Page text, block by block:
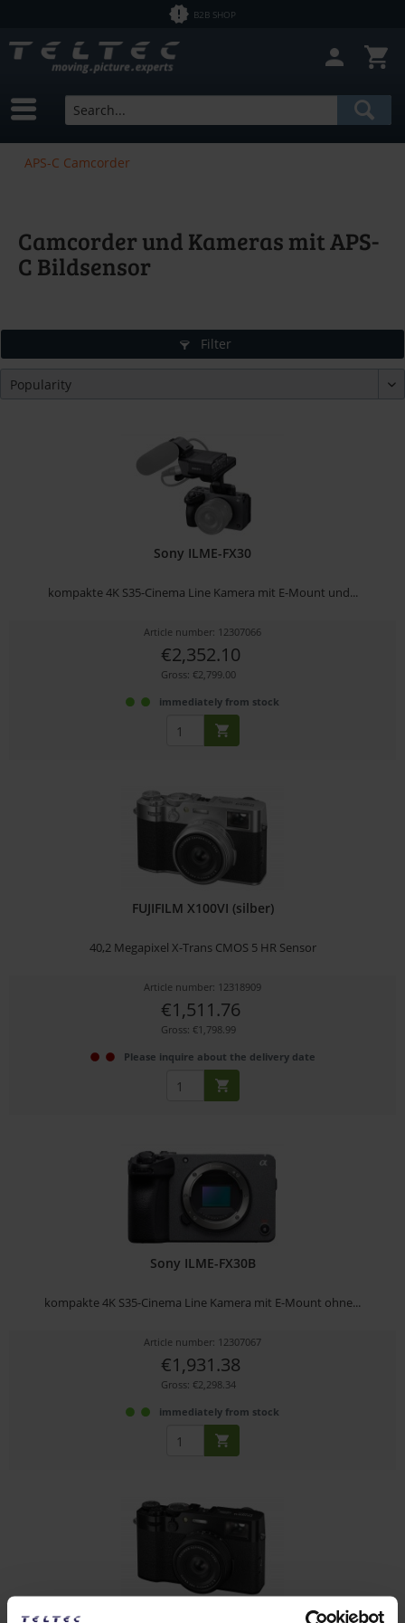
B2B SHOP
APS-C Camcorder
Camcorder und Kameras mit APS-
C Bildsensor
Filter
Sony ILME-FX30
kompakte 4K S35-Cinema Line Kamera mit E-Mount und...
Article number: 12307066
€2,352.10
Gross: €2,799.00
immediately from stock
FUJIFILM X100VI (silber)
40,2 Megapixel X-Trans CMOS 5 HR Sensor
Article number: 12318909
€1,511.76
Gross: €1,798.99
Please inquire about the delivery date
Sony ILME-FX30B
kompakte 4K S35-Cinema Line Kamera mit E-Mount ohne...
Article number: 12307067
€1,931.38
Gross: €2,298.34
immediately from stock